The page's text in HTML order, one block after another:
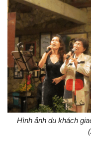
Hình ảnh du khách